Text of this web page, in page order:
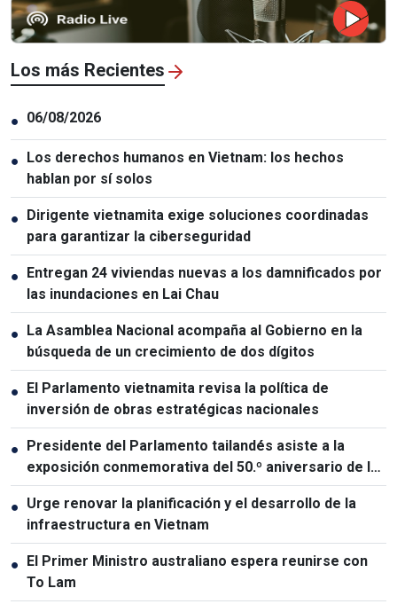
Los más Recientes
● 06/08/2026
● Los derechos humanos en Vietnam: los hechos
hablan por sí solos
● Dirigente vietnamita exige soluciones coordinadas
para garantizar la ciberseguridad
● Entregan 24 viviendas nuevas a los damnificados por
las inundaciones en Lai Chau
● La Asamblea Nacional acompaña al Gobierno en la
búsqueda de un crecimiento de dos dígitos
● El Parlamento vietnamita revisa la política de
inversión de obras estratégicas nacionales
● Presidente del Parlamento tailandés asiste a la
exposición conmemorativa del 50.º aniversario de las
relaciones Vietnam-Tailandia
● Urge renovar la planificación y el desarrollo de la
infraestructura en Vietnam
● El Primer Ministro australiano espera reunirse con
To Lam